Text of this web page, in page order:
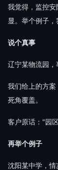
我觉得，监控
显。举个例子
说个真事
辽宁某物流园，
我们给上的方
死角覆盖。
客户原话："园
再举个例子
沈阳某中学，